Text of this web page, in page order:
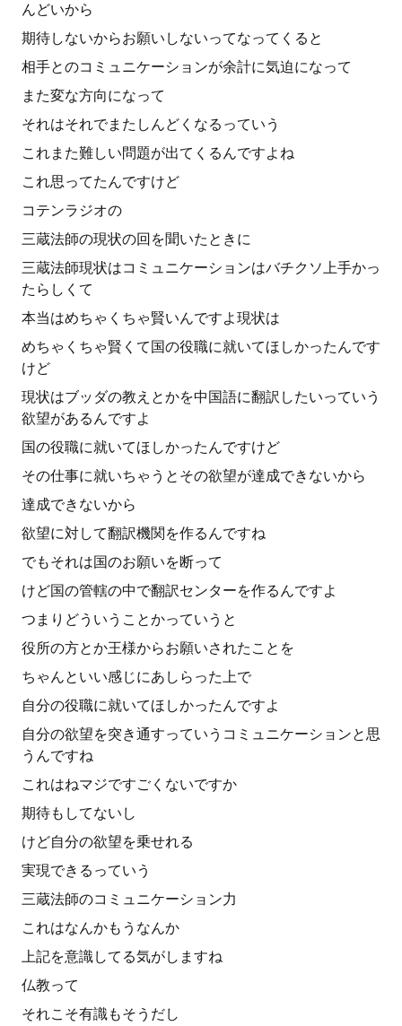
んどいから
期待しないからお願いしないってなってくると
相手とのコミュニケーションが余計に気迫になって
また変な方向になって
それはそれでまたしんどくなるっていう
これまた難しい問題が出てくるんですよね
これ思ってたんですけど
コテンラジオの
三蔵法師の現状の回を聞いたときに
三蔵法師現状はコミュニケーションはバチクソ上手かっ
たらしくて
本当はめちゃくちゃ賢いんですよ現状は
めちゃくちゃ賢くて国の役職に就いてほしかったんです
けど
現状はブッダの教えとかを中国語に翻訳したいっていう
欲望があるんですよ
国の役職に就いてほしかったんですけど
その仕事に就いちゃうとその欲望が達成できないから
達成できないから
欲望に対して翻訳機関を作るんですね
でもそれは国のお願いを断って
けど国の管轄の中で翻訳センターを作るんですよ
つまりどういうことかっていうと
役所の方とか王様からお願いされたことを
ちゃんといい感じにあしらった上で
自分の役職に就いてほしかったんですよ
自分の欲望を突き通すっていうコミュニケーションと思
うんですね
これはねマジですごくないですか
期待もしてないし
けど自分の欲望を乗せれる
実現できるっていう
三蔵法師のコミュニケーション力
これはなんかもうなんか
上記を意識してる気がしますね
仏教って
それこそ有識もそうだし